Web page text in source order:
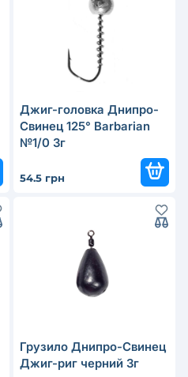
Джиг-головка Днипро-
Свинец 125° Barbarian
№1/0 3г
54.5 грн
Грузило Днипро-Свинец
Джиг-риг черний 3г